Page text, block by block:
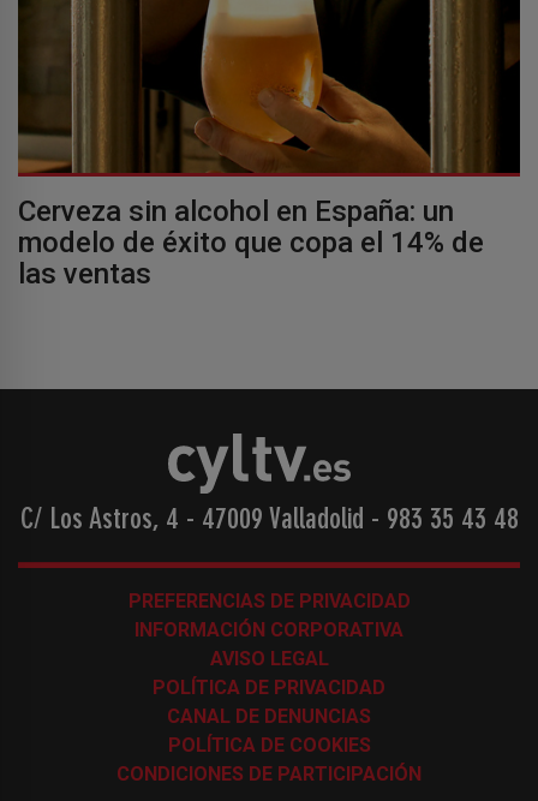
Cerveza sin alcohol en España: un
modelo de éxito que copa el 14% de
las ventas
C/ Los Astros, 4 - 47009 Valladolid - 983 35 43 48
PREFERENCIAS DE PRIVACIDAD
INFORMACIÓN CORPORATIVA
AVISO LEGAL
POLÍTICA DE PRIVACIDAD
CANAL DE DENUNCIAS
POLÍTICA DE COOKIES
CONDICIONES DE PARTICIPACIÓN